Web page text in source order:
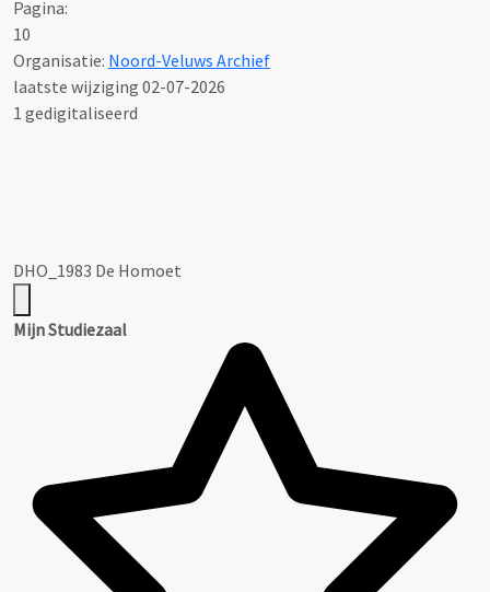
Pagina:
10
Organisatie: Noord-Veluws Archief
laatste wijziging 02-07-2026
1 gedigitaliseerd
DHO_1983 De Homoet
Mijn Studiezaal